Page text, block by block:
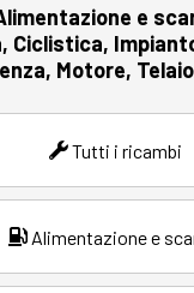
e
Ciclistica,
Motore, Telaio
Tutti i ricambi
Alimentazione e